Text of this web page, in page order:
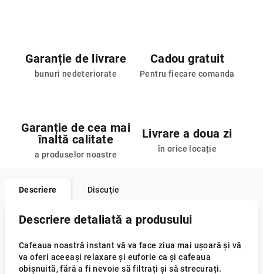
Garanție de livrare
bunuri nedeteriorate
Cadou gratuit
Pentru fiecare comanda
Garanție de cea mai
înaltă calitate
a produselor noastre
Livrare a doua zi
în orice locație
Descriere Discuţie
Descriere detaliată a produsului
Cafeaua noastră instant vă va face ziua mai ușoară și vă
va oferi aceeași relaxare și euforie ca și cafeaua
obișnuită, fără a fi nevoie să filtrați și să strecurați.